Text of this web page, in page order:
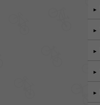
►
►
►
►
►